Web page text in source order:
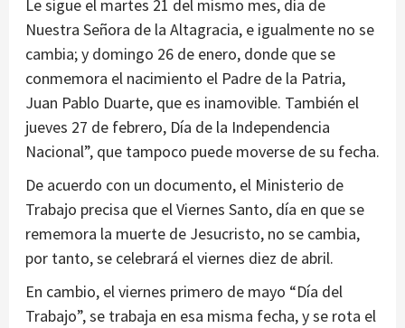
Le sigue el martes 21 del mismo mes, día de
Nuestra Señora de la Altagracia, e igualmente no se
cambia; y domingo 26 de enero, donde que se
conmemora el nacimiento el Padre de la Patria,
Juan Pablo Duarte, que es inamovible. También el
jueves 27 de febrero, Día de la Independencia
Nacional”, que tampoco puede moverse de su fecha.
De acuerdo con un documento, el Ministerio de
Trabajo precisa que el Viernes Santo, día en que se
rememora la muerte de Jesucristo, no se cambia,
por tanto, se celebrará el viernes diez de abril.
En cambio, el viernes primero de mayo “Día del
Trabajo”, se trabaja en esa misma fecha, y se rota el